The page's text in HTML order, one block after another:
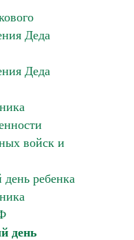
Деда
Деда
войск и
ребенка
день